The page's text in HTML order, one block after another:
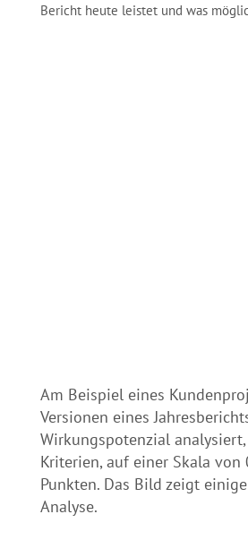
Bericht heute leistet und was
Am Beispiel eines
Versionen eines
Wirkungspotenzial
Kriterien, auf einer Skala von
Punkten. Das Bild zeigt
Analyse.